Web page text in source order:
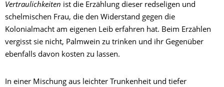
Vertraulichkeiten ist die Erzählung dieser redseligen und
schelmischen Frau, die den Widerstand gegen die
Kolonialmacht am eigenen Leib erfahren hat. Beim Erzählen
vergisst sie nicht, Palmwein zu trinken und ihr Gegenüber
ebenfalls davon kosten zu lassen.
In einer Mischung aus leichter Trunkenheit und tiefer